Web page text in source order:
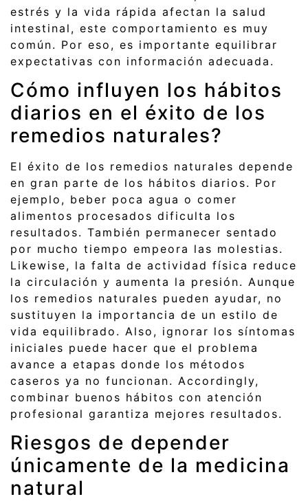
estrés y la vida rápida afectan la salud
intestinal, este comportamiento es muy
común. Por eso, es importante equilibrar
expectativas con información adecuada.
Cómo influyen los hábitos
diarios en el éxito de los
remedios naturales?
El éxito de los remedios naturales depende
en gran parte de los hábitos diarios. Por
ejemplo, beber poca agua o comer
alimentos procesados dificulta los
resultados. También permanecer sentado
por mucho tiempo empeora las molestias.
Likewise, la falta de actividad física reduce
la circulación y aumenta la presión. Aunque
los remedios naturales pueden ayudar, no
sustituyen la importancia de un estilo de
vida equilibrado. Also, ignorar los síntomas
iniciales puede hacer que el problema
avance a etapas donde los métodos
caseros ya no funcionan. Accordingly,
combinar buenos hábitos con atención
profesional garantiza mejores resultados.
Riesgos de depender
únicamente de la medicina
natural